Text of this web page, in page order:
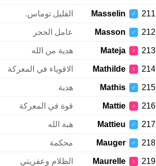
211
♂
Masselin القليل توماس.
212
♂
Masson عامل الحجر
213
♀
Mateja هدية من الله
214
♀
Mathilde الاقوياء في المعركة
215
♂
Mathis هدية
216
♀
Mattie قوة في المعركة
217
♂
Mattieu هبة الله
218
♂
Mauger محكمة
219
♀
Maurelle الظلام وعفريتي